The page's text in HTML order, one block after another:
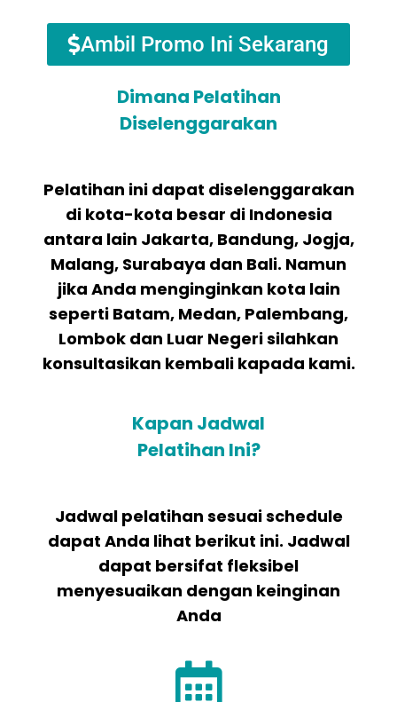
Ambil Promo Ini Sekarang
Dimana Pelatihan
Diselenggarakan
Pelatihan ini dapat diselenggarakan
di kota-kota besar di Indonesia
antara lain Jakarta, Bandung, Jogja,
Malang, Surabaya dan Bali. Namun
jika Anda menginginkan kota lain
seperti Batam, Medan, Palembang,
Lombok dan Luar Negeri silahkan
konsultasikan kembali kapada kami.
Kapan Jadwal
Pelatihan Ini?
Jadwal pelatihan sesuai schedule
dapat Anda lihat berikut ini. Jadwal
dapat bersifat fleksibel
menyesuaikan dengan keinginan
Anda